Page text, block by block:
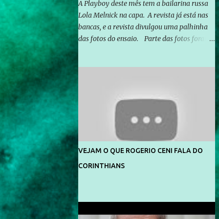
A Playboy deste mês tem a bailarina russa
Lola Melnick na capa. A revista já está nas
bancas, e a revista divulgou uma palhinha
das fotos do ensaio. Parte das fotos foram
divulga capa e primeiras fotos de Lola
Melnick - @aredacao
VEJAM O QUE ROGERIO CENI FALA DO
CORINTHIANS